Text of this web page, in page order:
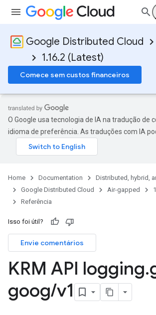
Google Distributed Cloud
1.16.2 (Latest)
Comece sem custos financeiros
O Google usa tecnologia de IA na tradução de
idioma de preferência. As traduções com IA
Home Documentation
Distributed, hybrid,
Google Distributed Cloud
Air-gapped
Referência
Isso foi útil?
Envie comentários
KRM API logging.
goog/v1